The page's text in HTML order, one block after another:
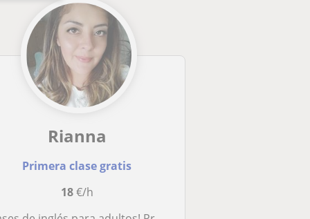
Rianna
Primera clase gratis
18€/h